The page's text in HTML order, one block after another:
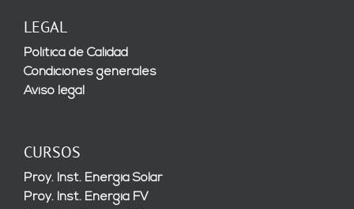
LEGAL
Política de Calidad
Condiciones generales
Aviso legal
CURSOS
Proy. Inst. Energía Solar
Proy. Inst. Energía FV